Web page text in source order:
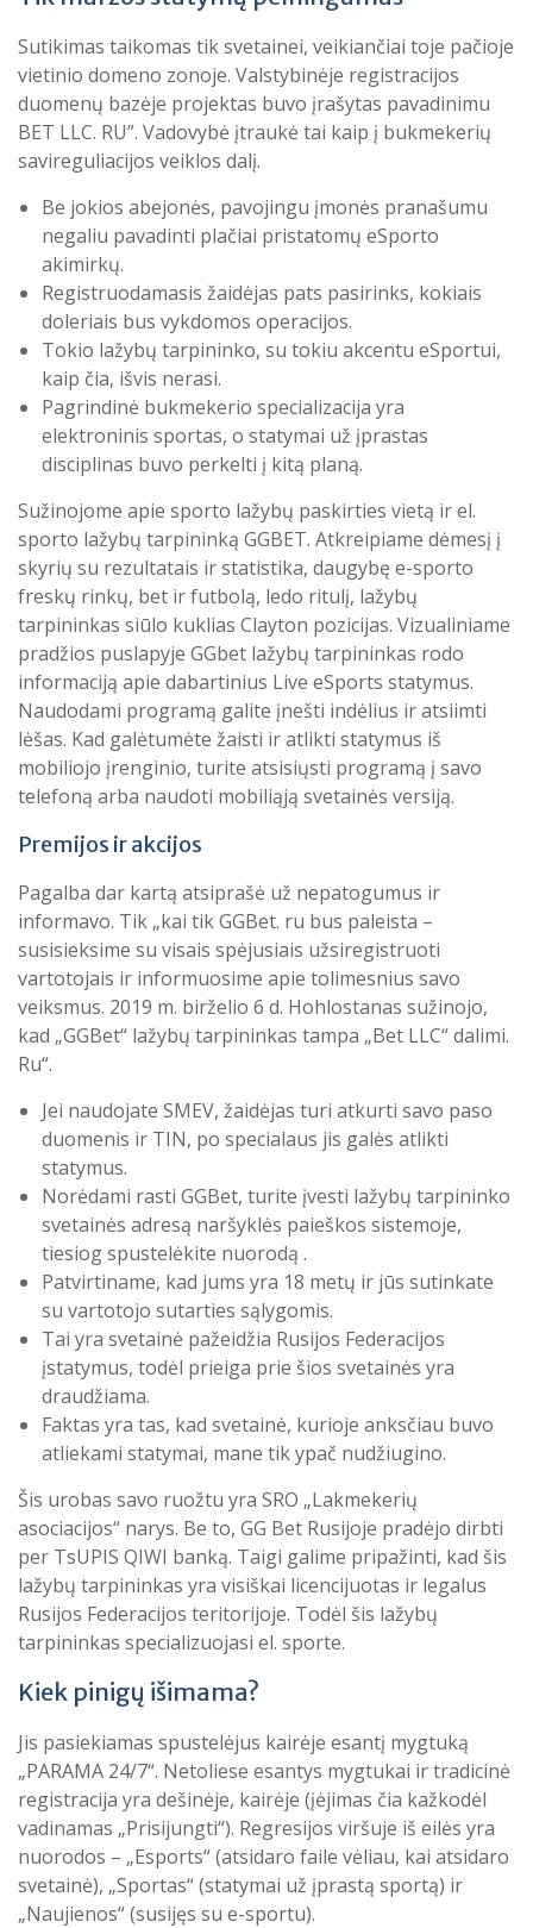
Sutikimas taikomas tik svetainei, veikiančiai toje pačioje
vietinio domeno zonoje. Valstybinėje registracijos
duomenų bazėje projektas buvo įrašytas pavadinimu
BET LLC. RU”. Vadovybė įtraukė tai kaip į bukmekerių
savireguliacijos veiklos dalį.
Be jokios abejonės, pavojingu įmonės pranašumu
negaliu pavadinti plačiai pristatomų eSporto
akimirkų.
Registruodamasis žaidėjas pats pasirinks, kokiais
doleriais bus vykdomos operacijos.
Tokio lažybų tarpininko, su tokiu akcentu eSportui,
kaip čia, išvis nerasi.
Pagrindinė bukmekerio specializacija yra
elektroninis sportas, o statymai už įprastas
disciplinas buvo perkelti į kitą planą.
Sužinojome apie sporto lažybų paskirties vietą ir el.
sporto lažybų tarpininką GGBET. Atkreipiame dėmesį į
skyrių su rezultatais ir statistika, daugybę e-sporto
freskų rinkų, bet ir futbolą, ledo ritulį, lažybų
tarpininkas siūlo kuklias Clayton pozicijas. Vizualiniame
pradžios puslapyje GGbet lažybų tarpininkas rodo
informaciją apie dabartinius Live eSports statymus.
Naudodami programą galite įnešti indėlius ir atsiimti
lėšas. Kad galėtumėte žaisti ir atlikti statymus iš
mobiliojo įrenginio, turite atsisiųsti programą į savo
telefoną arba naudoti mobiliąją svetainės versiją.
Premijos ir akcijos
Pagalba dar kartą atsiprašė už nepatogumus ir
informavo. Tik „kai tik GGBet. ru bus paleista –
susisieksime su visais spėjusiais užsiregistruoti
vartotojais ir informuosime apie tolimesnius savo
veiksmus. 2019 m. birželio 6 d. Hohlostanas sužinojo,
kad „GGBet“ lažybų tarpininkas tampa „Bet LLC“ dalimi.
Ru“.
Jei naudojate SMEV, žaidėjas turi atkurti savo paso
duomenis ir TIN, po specialaus jis galės atlikti
statymus.
Norėdami rasti GGBet, turite įvesti lažybų tarpininko
svetainės adresą naršyklės paieškos sistemoje,
tiesiog spustelėkite nuorodą .
Patvirtiname, kad jums yra 18 metų ir jūs sutinkate
su vartotojo sutarties sąlygomis.
Tai yra svetainė pažeidžia Rusijos Federacijos
įstatymus, todėl prieiga prie šios svetainės yra
draudžiama.
Faktas yra tas, kad svetainė, kurioje anksčiau buvo
atliekami statymai, mane tik ypač nudžiugino.
Šis urobas savo ruožtu yra SRO „Lakmekerių
asociacijos“ narys. Be to, GG Bet Rusijoje pradėjo dirbti
per TsUPIS QIWI banką. Taigi galime pripažinti, kad šis
lažybų tarpininkas yra visiškai licencijuotas ir legalus
Rusijos Federacijos teritorijoje. Todėl šis lažybų
tarpininkas specializuojasi el. sporte.
Kiek pinigų išimama?
Jis pasiekiamas spustelėjus kairėje esantį mygtuką
„PARAMA 24/7“. Netoliese esantys mygtukai ir tradicinė
registracija yra dešinėje, kairėje (įėjimas čia kažkodėl
vadinamas „Prisijungti“). Regresijos viršuje iš eilės yra
nuorodos – „Esports“ (atsidaro faile vėliau, kai atsidaro
svetainė), „Sportas“ (statymai už įprastą sportą) ir
„Naujienos“ (susijęs su e-sportu).